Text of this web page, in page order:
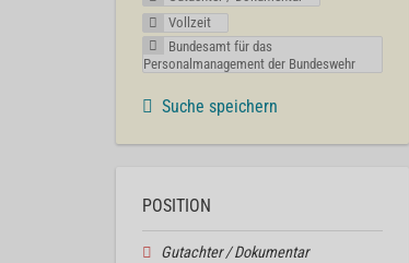
Vollzeit
Bundesamt für das
Personalmanagement der Bundeswehr
Suche speichern
POSITION
Gutachter / Dokumentar